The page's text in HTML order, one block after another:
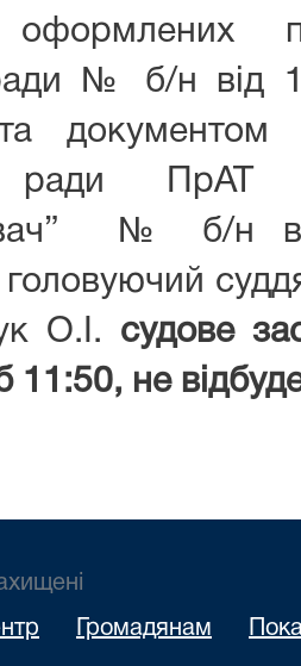
оформлених
ради № б/н
документом
ради ПрАТ
№ б/н
О.І. судове
11:50, не
Громадянам